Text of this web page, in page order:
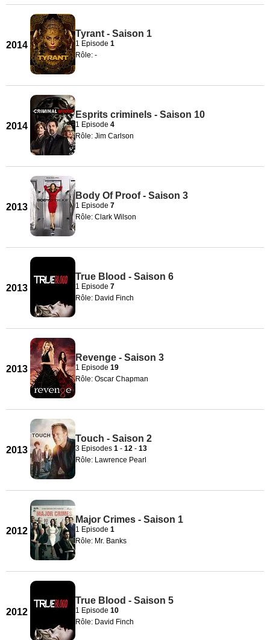
2014
Tyrant - Saison 1
1 Episode 1
Rôle: -
2014
Esprits criminels - Saison 10
1 Episode 4
Rôle: Jim Carlson
2013
Body Of Proof - Saison 3
1 Episode 7
Rôle: Clark Wilson
2013
True Blood - Saison 6
1 Episode 7
Rôle: David Finch
2013
Revenge - Saison 3
1 Episode 19
Rôle: Oscar Chapman
2013
Touch - Saison 2
3 Episodes 1 - 12 - 13
Rôle: Lawrence Pearl
2012
Major Crimes - Saison 1
1 Episode 1
Rôle: Mr. Banks
2012
True Blood - Saison 5
1 Episode 10
Rôle: David Finch